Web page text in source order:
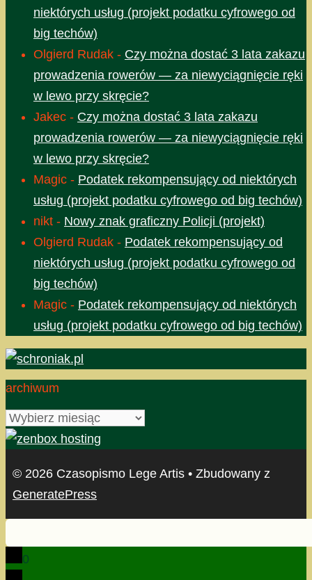
niektórych usług (projekt podatku cyfrowego od
big techów)
Olgierd Rudak - Czy można dostać 3 lata zakazu
prowadzenia rowerów — za niewyciągnięcie ręki
w lewo przy skręcie?
Jakec - Czy można dostać 3 lata zakazu
prowadzenia rowerów — za niewyciągnięcie ręki
w lewo przy skręcie?
Magic - Podatek rekompensujący od niektórych
usług (projekt podatku cyfrowego od big techów)
nikt - Nowy znak graficzny Policji (projekt)
Olgierd Rudak - Podatek rekompensujący od
niektórych usług (projekt podatku cyfrowego od
big techów)
Magic - Podatek rekompensujący od niektórych
usług (projekt podatku cyfrowego od big techów)
archiwum
archiwum
© 2026 Czasopismo Lege Artis • Zbudowany z
GeneratePress
0